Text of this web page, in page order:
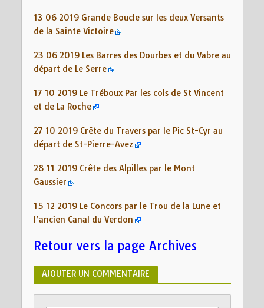
13 06 2019 Grande Boucle sur les deux Versants
de la Sainte Victoire
23 06 2019 Les Barres des Dourbes et du Vabre au
départ de Le Serre
17 10 2019 Le Tréboux Par les cols de St Vincent
et de La Roche
27 10 2019 Crête du Travers par le Pic St-Cyr au
départ de St-Pierre-Avez
28 11 2019 Crête des Alpilles par le Mont
Gaussier
15 12 2019 Le Concors par le Trou de la Lune et
l’ancien Canal du Verdon
Retour vers la page Archives
AJOUTER UN COMMENTAIRE